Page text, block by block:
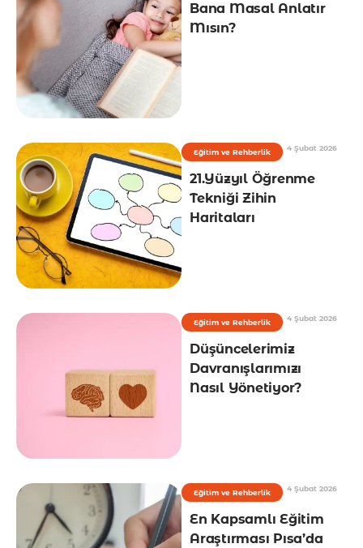
Bana Masal Anlatır
Mısın?
Eğitim ve Rehberlik 4 Şubat 2026
21.Yüzyıl Öğrenme
Tekniği Zihin
Haritaları
Eğitim ve Rehberlik 4 Şubat 2026
Düşüncelerimiz
Davranışlarımızı
Nasıl Yönetiyor?
Eğitim ve Rehberlik 4 Şubat 2026
En Kapsamlı Eğitim
Araştırması Pısa’da